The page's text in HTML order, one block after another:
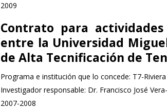
2009
Contrato para
entre la Universidad
de Alta Tecnificación de
Programa e institución que lo concede: T7-
Investigador responsable: Dr. Francisco José
2007-2008